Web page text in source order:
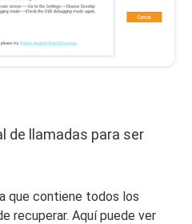
de llamadas para ser
que contiene todos los
recuperar. Aquí puede ver